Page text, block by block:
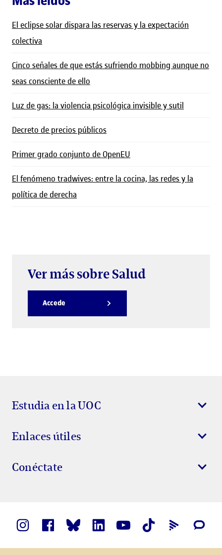
El eclipse solar dispara las reservas y la expectación
colectiva
Cinco señales de que estás sufriendo mobbing aunque no
seas consciente de ello
Luz de gas: la violencia psicológica invisible y sutil
Decreto de precios públicos
Primer grado conjunto de OpenEU
El fenómeno tradwives: entre la cocina, las redes y la
política de derecha
Ver más sobre Salud
Accede
Estudia en la UOC
Enlaces útiles
Conéctate